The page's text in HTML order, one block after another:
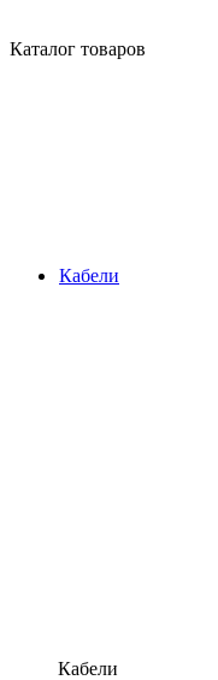
Каталог товаров
Кабели
Кабели